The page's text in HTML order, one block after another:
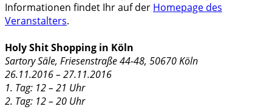
Informationen findet Ihr auf der Homepage des
Veranstalters.
Holy Shit Shopping in Köln
Sartory Säle, Friesenstraße 44-48, 50670 Köln
26.11.2016 – 27.11.2016
1. Tag: 12 – 21 Uhr
2. Tag: 12 – 20 Uhr